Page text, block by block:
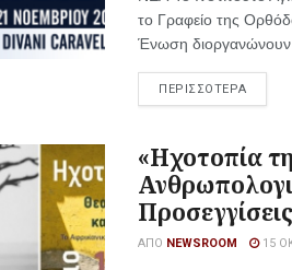
το Γραφείο της
Ένωση διοργανώνουν
ΠΕΡΙΣΣΟΤΕΡΑ
«Ηχοτοπία
ΑΠΌ NEWSROOM 15